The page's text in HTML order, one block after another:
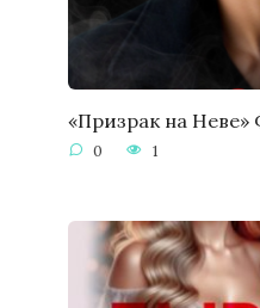
«Призрак на
0 1